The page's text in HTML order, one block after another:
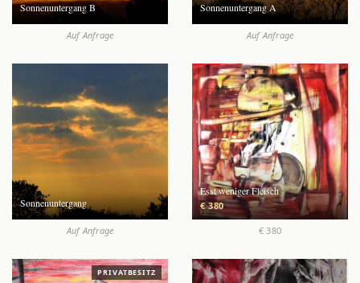
Sonnenuntergang B
Auf Anfrage
Sonnenuntergang A
Auf Anfrage
Sonnenuntergang
Auf Anfrage
Esst weniger Fleisch
€ 380
€ 380
PRIVATBESITZ